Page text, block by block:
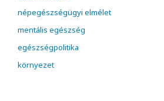
népegészségügyi elmélet
mentális egészség
egészségpolitika
környezet